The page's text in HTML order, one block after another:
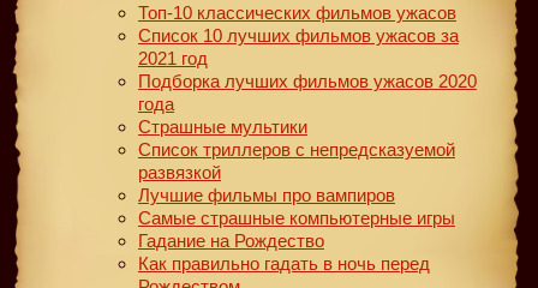
Топ-10 классических фильмов ужасов
Список 10 лучших фильмов ужасов за
2021 год
Подборка лучших фильмов ужасов 2020
года
Страшные мультики
Список триллеров с непредсказуемой
развязкой
Лучшие фильмы про вампиров
Самые страшные компьютерные игры
Гадание на Рождество
Как правильно гадать в ночь перед